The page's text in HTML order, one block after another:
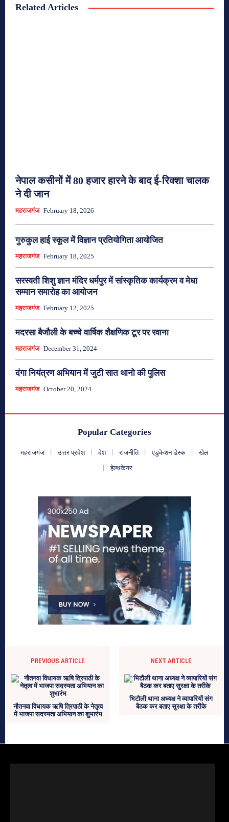
Related Articles
नेपाल कसीनों में 80 हजार हारने के बाद ई-रिक्शा चालक
ने दी जान
महराजगंज February 18, 2026
गुरुकुल हाई स्कूल में विज्ञान प्रतियोगिता आयोजित
महराजगंज February 18, 2025
सरस्वती शिशु ज्ञान मंदिर धर्मपुर में सांस्कृतिक कार्यक्रम व मेधा
सम्मान समारोह का आयोजन
महराजगंज February 12, 2025
मदरसा बैजौली के बच्चे वार्षिक शैक्षणिक टूर पर रवाना
महराजगंज December 31, 2024
दंगा नियंत्रण अभियान में जुटी सात थानो की पुलिस
महराजगंज October 20, 2024
Popular Categories
महराजगंज उत्तर प्रदेश देश राजनीति एडुकेशन डेस्क
खेल
हेल्थकेयर
PREVIOUS ARTICLE
नौतनवा विधायक ऋषि त्रिपाठी के नेतृत्व
में भाजपा सदस्यता अभियान का शुभारंभ
NEXT ARTICLE
भिटौली थाना अध्यक्ष ने व्यापारियों संग
बैठक कर बताए सुरक्षा के तरीके